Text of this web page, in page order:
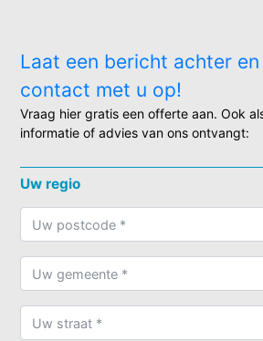
Laat een bericht achter
contact met u op!
Vraag hier gratis een offerte aan. Ook
informatie of advies van ons ontvangt:
Uw regio